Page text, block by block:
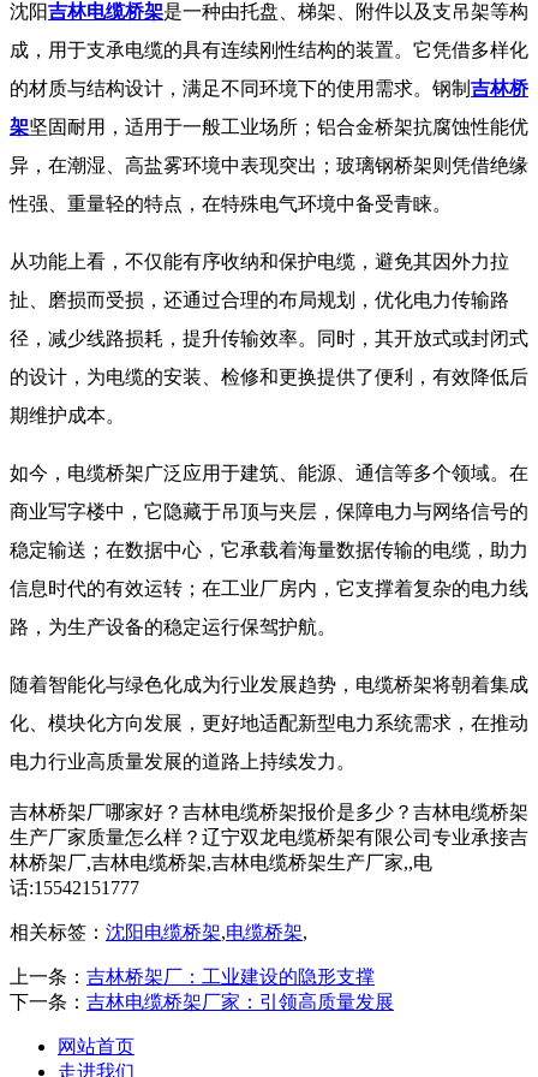
​ 沈阳吉林电缆桥架是一种由托盘、梯架、附件以及支吊架等构
成，用于支承电缆的具有连续刚性结构的装置。它凭借多样化
的材质与结构设计，满足不同环境下的使用需求。钢制 吉林桥
架坚固耐用，适用于一般工业场所；铝合金桥架抗腐蚀性能优
异，在潮湿、高盐雾环境中表现突出；玻璃钢桥架则凭借绝缘
性强、重量轻的特点，在特殊电气环境中备受青睐。​
从功能上看，不仅能有序收纳和保护电缆，避免其因外力拉
扯、磨损而受损，还通过合理的布局规划，优化电力传输路
径，减少线路损耗，提升传输效率。同时，其开放式或封闭式
的设计，为电缆的安装、检修和更换提供了便利，有效降低后
期维护成本。
​ 如今，电缆桥架广泛应用于建筑、能源、通信等多个领域。在
商业写字楼中，它隐藏于吊顶与夹层，保障电力与网络信号的
稳定输送；在数据中心，它承载着海量数据传输的电缆，助力
信息时代的有效运转；在工业厂房内，它支撑着复杂的电力线
路，为生产设备的稳定运行保驾护航。​
随着智能化与绿色化成为行业发展趋势，电缆桥架将朝着集成
化、模块化方向发展，更好地适配新型电力系统需求，在推动
电力行业高质量发展的道路上持续发力。
吉林桥架厂哪家好？吉林电缆桥架报价是多少？吉林电缆桥架
生产厂家质量怎么样？辽宁双龙电缆桥架有限公司专业承接吉
林桥架厂,吉林电缆桥架,吉林电缆桥架生产厂家,,电
话:15542151777
相关标签： 沈阳电缆桥架,电缆桥架,
上一条： 吉林桥架厂：工业建设的隐形支撑​
下一条： 吉林电缆桥架厂家：引领高质量发展​
网站首页
走进我们